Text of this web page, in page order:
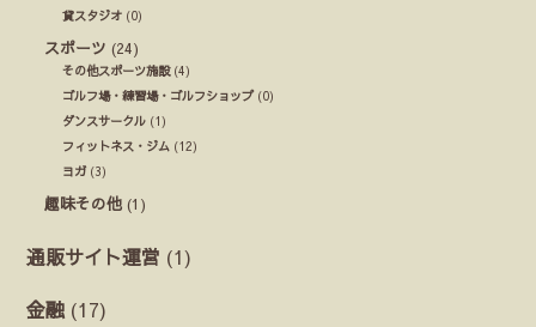
貸スタジオ (0)
スポーツ (24)
その他スポーツ施設(4)
ゴルフ場・練習場・ゴルフショップ(0)
ダンスサークル (1)
フィットネス・ジム (12)
ヨガ (3)
趣味その他 (1)
通販サイト運営 (1)
金融 (17)